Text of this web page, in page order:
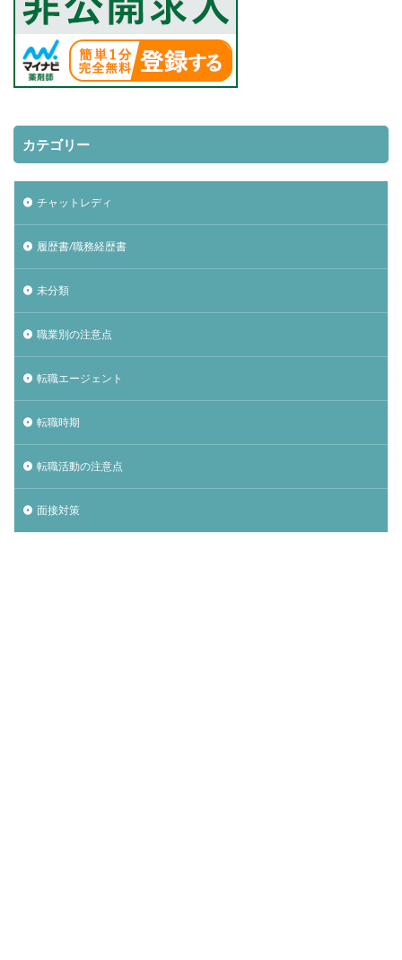
カテゴリー
チャットレディ
履歴書/職務経歴書
未分類
職業別の注意点
転職エージェント
転職時期
転職活動の注意点
面接対策